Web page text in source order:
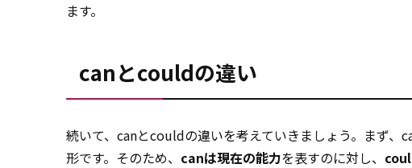
ます。
canとcouldの違い
続いて、canとcouldの違いを考えていきましょう。まず
形です。そのため、 canは現在の能力を表すのに対し、